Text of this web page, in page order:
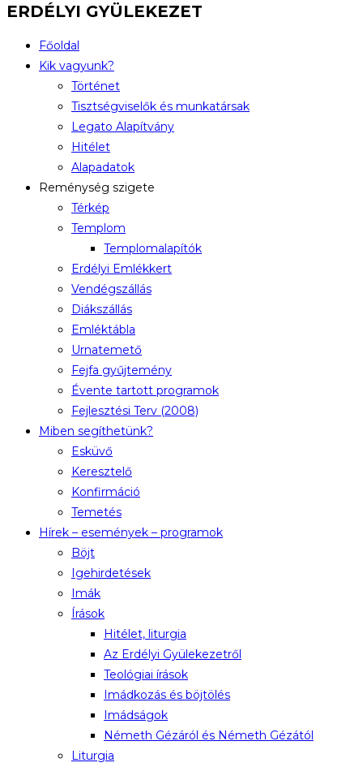
ERDÉLYI GYÜLEKEZET
Főoldal
Kik vagyunk?
Történet
Tisztségviselők és munkatársak
Legato Alapítvány
Hitélet
Alapadatok
Reménység szigete
Térkép
Templom
Templomalapítók
Erdélyi Emlékkert
Vendégszállás
Diákszállás
Emléktábla
Urnatemető
Fejfa gyűjtemény
Évente tartott programok
Fejlesztési Terv (2008)
Miben segíthetünk?
Esküvő
Keresztelő
Konfirmáció
Temetés
Hírek – események – programok
Böjt
Igehirdetések
Imák
Írások
Hitélet, liturgia
Az Erdélyi Gyülekezetről
Teológiai írások
Imádkozás és böjtölés
Imádságok
Németh Gézáról és Németh Gézától
Liturgia